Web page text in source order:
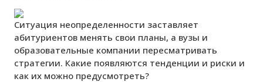
Ситуация неопределенности заставляет
абитуриентов менять свои планы, а вузы и
образовательные компании пересматривать
стратегии. Какие появляются тенденции и риски и
как их можно предусмотреть?